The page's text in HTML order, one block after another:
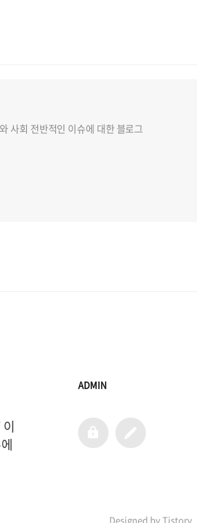
사회 전반적인 이슈에 대한 블로그
ADMIN
admin
글
쓰
Designed by Tistory.